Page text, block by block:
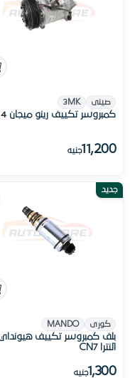
صينى 3MK
كمبروسر تكييف رينو ميجان 4
11,200جنيه
جديد
كورى MANDO
بلف كمبروسر تكييف هيونداي
النترا CN7
1,300جنيه